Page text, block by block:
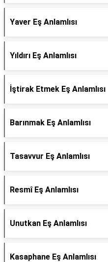
Yaver Eş Anlamlısı
Yıldırı Eş Anlamlısı
İştirak Etmek Eş Anlamlısı
Barınmak Eş Anlamlısı
Tasavvur Eş Anlamlısı
Resmî Eş Anlamlısı
Unutkan Eş Anlamlısı
Kasaphane Eş Anlamlısı